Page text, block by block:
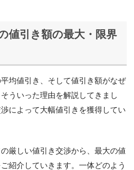
値引き額の最大・限界
均値引き、そして値引き額がなぜ
ういった理由を解説してきまし
によって大幅値引きを獲得してい
厳しい値引き交渉から、最大の値
紹介していきます。一体どのよう